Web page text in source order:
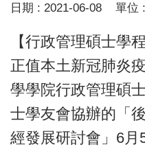
日期 : 2021-06-08 單位 :
【行政管理碩士學程
正值本土新冠肺炎
學學院行政管理碩
士學友會協辦的「
經發展研討會」6